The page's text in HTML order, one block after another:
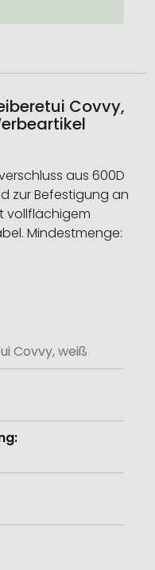
Covvy,
aus 600D
zur Befestigung an
vollflächigem
Mindestmenge:
Covvy, weiß